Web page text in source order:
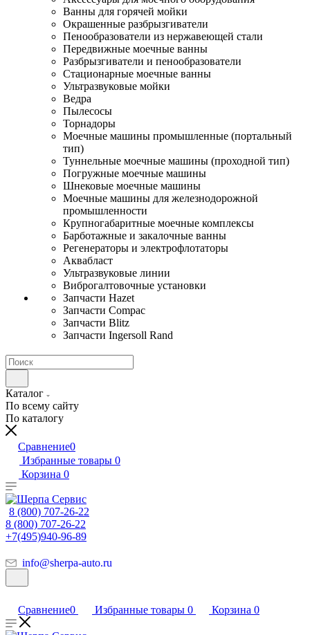
Ванны для горячей мойки
Окрашенные разбрызгиватели
Пенообразователи из нержавеющей стали
Передвижные моечные ванны
Разбрызгиватели и пенообразователи
Стационарные моечные ванны
Ультразвуковые мойки
Ведра
Пылесосы
Торнадоры
Моечные машины промышленные (портальный
тип)
Туннельные моечные машины (проходной тип)
Погружные моечные машины
Шнековые моечные машины
Моечные машины для железнодорожной
промышленности
Крупногабаритные моечные комплексы
Барботажные и закалочные ванны
Регенераторы и электрофлотаторы
Аквабласт
Ультразвуковые линии
Виброгалтовочные установки
Запчасти Hazet
Запчасти Compac
Запчасти Blitz
Запчасти Ingersoll Rand
Каталог
По всему сайту
По каталогу
Сравнение0
Избранные товары 0
Корзина 0
8 (800) 707-26-22
8 (800) 707-26-22
+7(495)940-96-89
info@sherpa-auto.ru
Сравнение0 Избранные товары 0 Корзина 0